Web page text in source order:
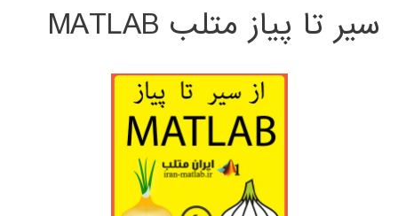
سیر تا پیاز متلب MATLAB